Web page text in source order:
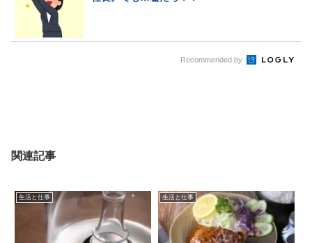
Recommended by
関連記事
生活と仕事 生活と仕事